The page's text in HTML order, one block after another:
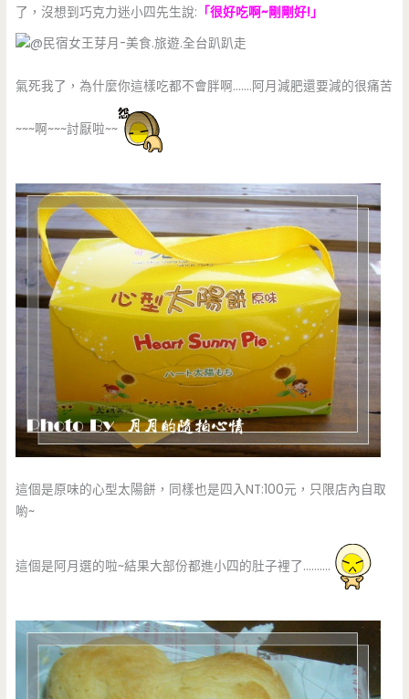
了，沒想到巧克力迷小四先生說: 「很好吃啊~剛剛好!」
氣死我了，為什麼你這樣吃都不會胖啊…….阿月減肥還要減的很痛苦
~~~啊~~~討厭啦~~
這個是原味的心型太陽餅，同樣也是四入NT:100元，只限店內自取
喲~
這個是阿月選的啦~結果大部份都進小四的肚子裡了……….